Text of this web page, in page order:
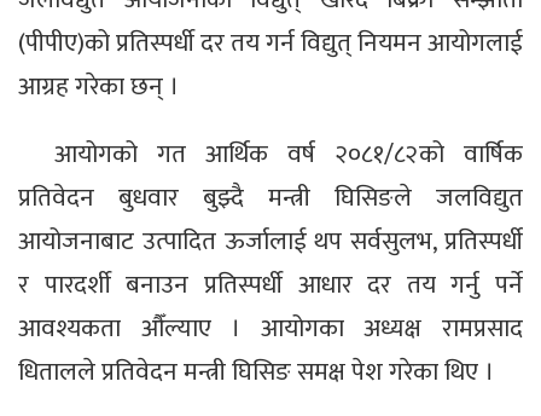
(पीपीए)को प्रतिस्पर्धी दर तय गर्न विद्युत् नियमन आयोगलाई
आग्रह गरेका छन् ।
आयोगको गत आर्थिक वर्ष २०८१/८२को वार्षिक
प्रतिवेदन बुधवार बुझ्दै मन्त्री घिसिङले जलविद्युत
आयोजनाबाट उत्पादित ऊर्जालाई थप सर्वसुलभ, प्रतिस्पर्धी
र पारदर्शी बनाउन प्रतिस्पर्धी आधार दर तय गर्नु पर्ने
आवश्यकता औँल्याए । आयोगका अध्यक्ष रामप्रसाद
धितालले प्रतिवेदन मन्त्री घिसिङ समक्ष पेश गरेका थिए ।